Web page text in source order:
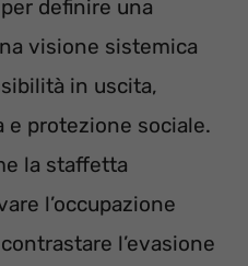
definire una
visione sistemica
in uscita,
protezione sociale.
la staffetta
l’occupazione
l’evasione